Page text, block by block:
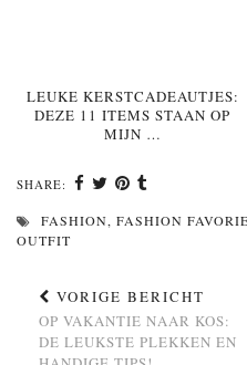
LEUKE KERSTCADEAUTJES:
DEZE 11 ITEMS STAAN OP
MIJN …
SHARE:
FASHION, FASHION
OUTFIT
VORIGE BERICHT
OP VAKANTIE NAAR KOS:
DE LEUKSTE PLEKKEN EN